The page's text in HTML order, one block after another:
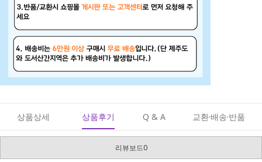
상품상세 상품후기 Q & A 교환·배송·반품
리뷰보드0